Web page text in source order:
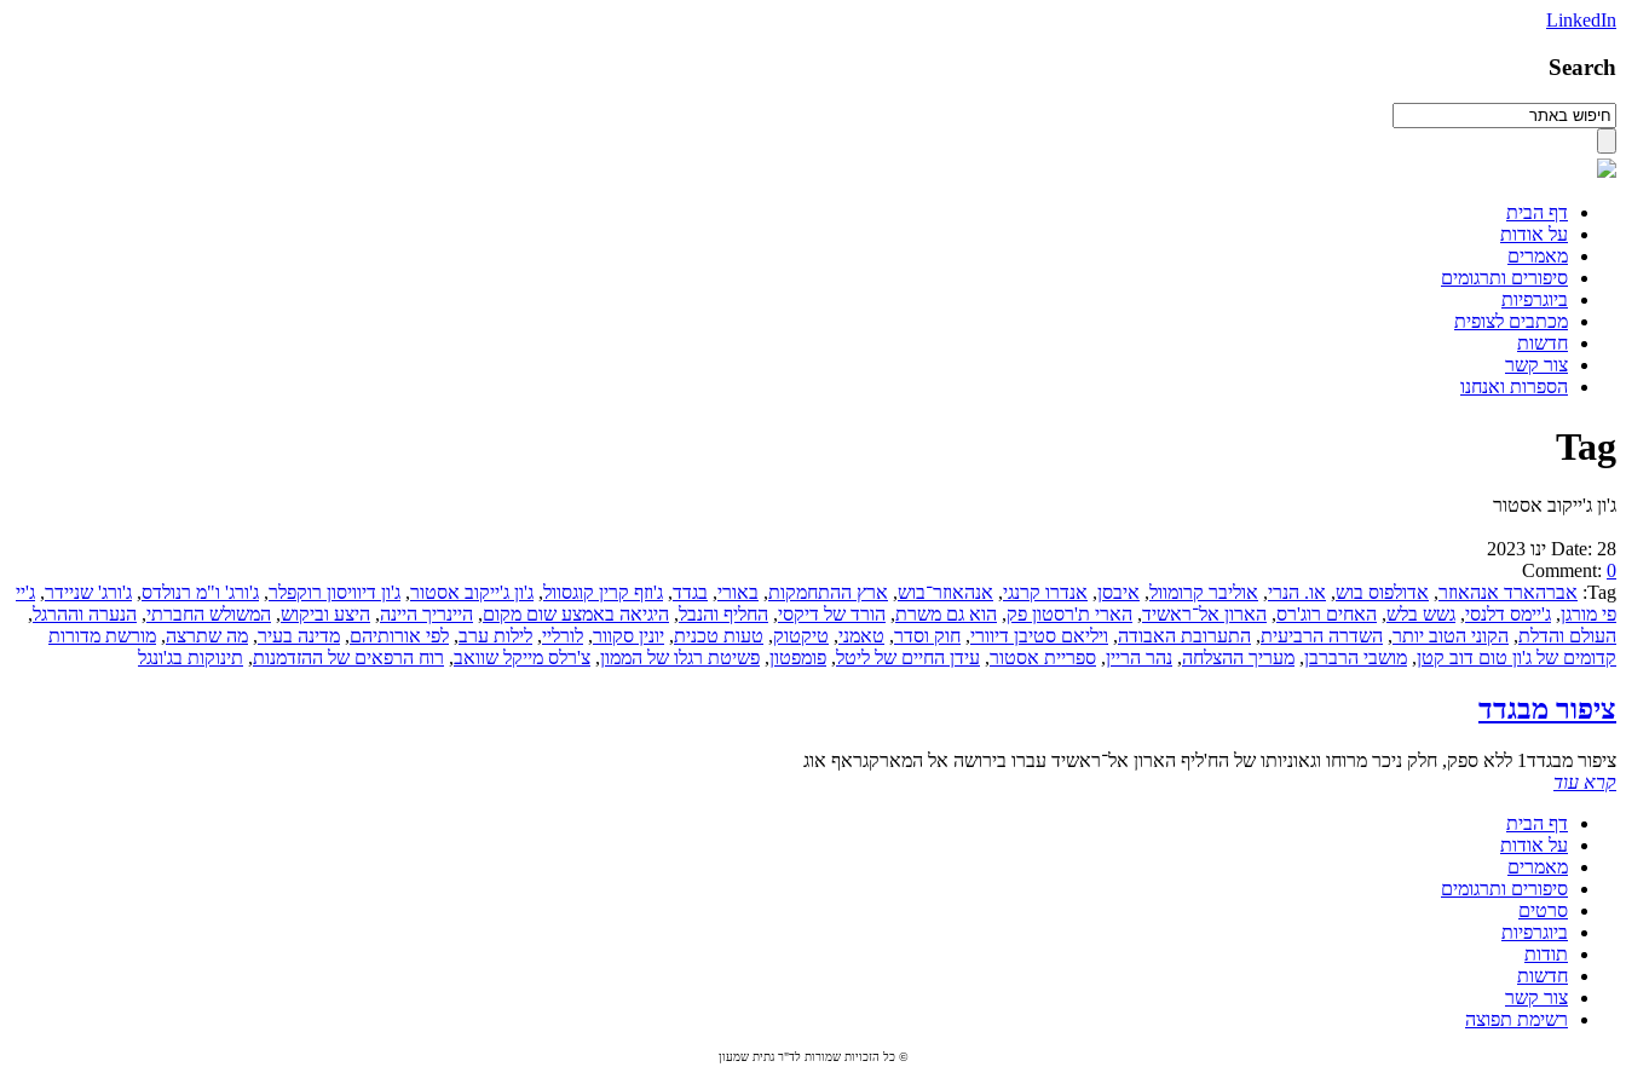
LinkedIn
Search
דף הבית
על אודות
מאמרים
סיפורים ותרגומים
ביוגרפיות
מכתבים לצופית
חדשות
צור קשר
הספרות ואנחנו
Tag
ג'ון ג'ייקוב אסטור
Date: 28 ינו 2023
Comment: 0
Tag: אברהארד אנהאוזר, אדולפוס בוש, או. הנרי, אוליבר קרומוול, איבסן, אנדרו קרנגי, אנהאוזר־בוש, ארץ ההתחמקות, באורי, בגדד, ג'וזף קרין קוגסוול, ג'ון ג'ייקוב אסטור, ג'ון דיוויסון רוקפלר, ג'ורג' ו"מ רנולדס, ג'ורג' שניידר, ג'יי
פי מורגן, ג'יימס דלנסי, גשש בלש, האחים רוג'רס, הארון אל־ראשיד, הארי ת'רסטון פק, הוא גם משרת, הורד של דיקסי, החליף והנבל, היגיאה באמצע שום מקום, היינריך היינה, היצע וביקוש, המשולש החברתי, הנערה וההרגל,
העולם והדלת, הקוני הטוב יותר, השדרה הרביעית, התערובת האבודה, ויליאם סטיבן דיוורי, חוק וסדר, טאמני, טיקטוק, טעות טכנית, יונין סקוור, לורליי, לילות ערב, לפי אורותיהם, מדינה בעיר, מה שתרצה, מורשת מדורות
קדומים של ג'ון טום דוב קטן, מושבי הרברבן, מעריך ההצלחה, נהר הריין, ספריית אסטור, עידן החיים של ליטל, פומפטון, פשיטת רגלו של הממון, צ'רלס מייקל שוואב, רוח הרפאים של ההזדמנות, תינוקות בג'ונגל
ציפור מבגדד
ציפור מבגדד1 ללא ספק, חלק ניכר מרוחו וגאוניותו של הח'ליף הארון אל־ראשיד עברו בירושה אל המארקגראף אוג
קרא עוד
דף הבית
על אודות
מאמרים
סיפורים ותרגומים
סרטים
ביוגרפיות
תודות
חדשות
צור קשר
רשימת תפוצה
© כל הזכויות שמורות לד"ר גתית שמעון